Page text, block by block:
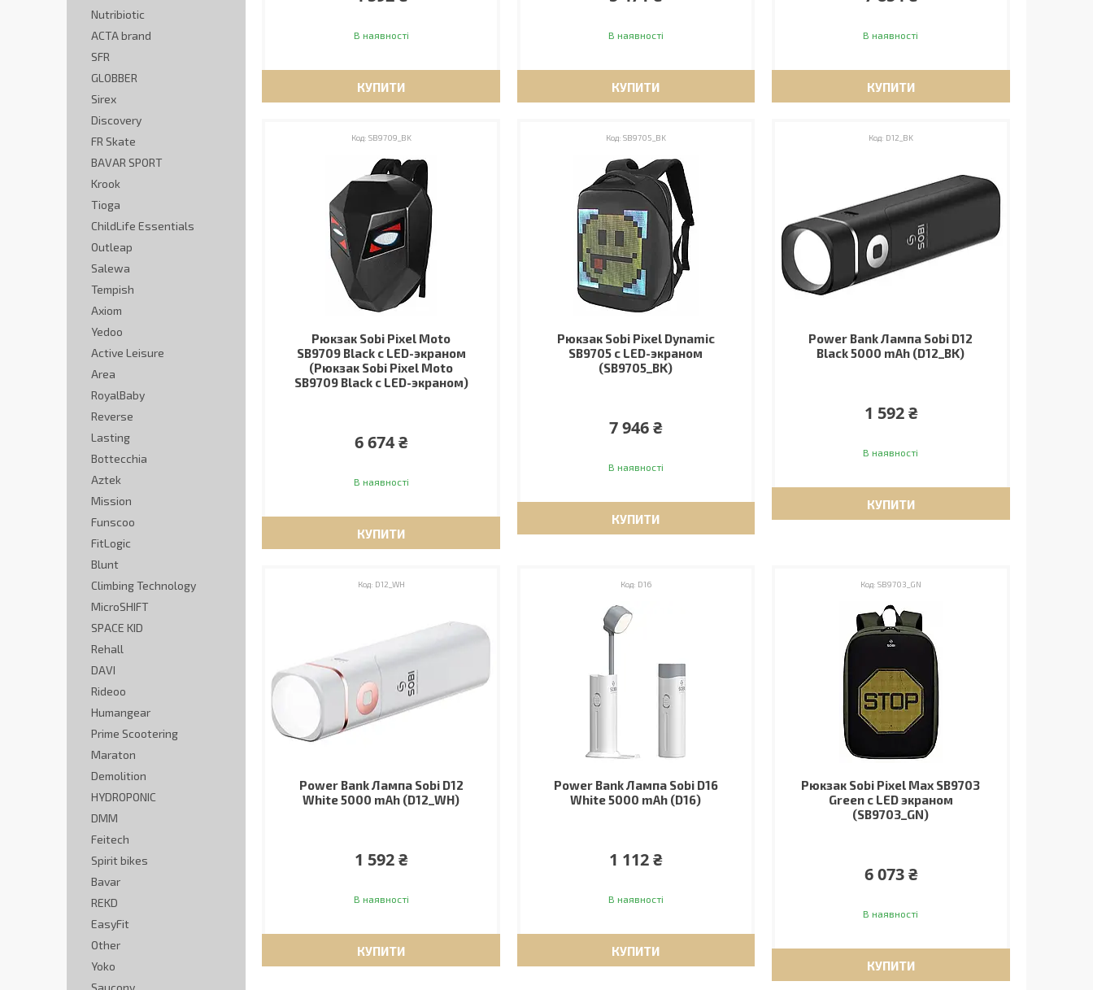
В наявності
КУПИТИ
В наявності
КУПИТИ
В наявності
КУПИТИ
SB9709_BK
Рюкзак Sobi Pixel Moto
SB9709 Black с LED-экраном
(Рюкзак Sobi Pixel Moto
SB9709 Black с LED-экраном)
6 674 ₴
В наявності
КУПИТИ
SB9705_BK
Рюкзак Sobi Pixel Dynamic
SB9705 с LED-экраном
(SB9705_BK)
7 946 ₴
В наявності
КУПИТИ
D12_BK
Power Bank Лампа Sobi D12
Black 5000 mAh (D12_BK)
1 592 ₴
В наявності
КУПИТИ
D12_WH
Power Bank Лампа Sobi D12
White 5000 mAh (D12_WH)
1 592 ₴
В наявності
КУПИТИ
D16
Power Bank Лампа Sobi D16
White 5000 mAh (D16)
1 112 ₴
В наявності
КУПИТИ
SB9703_GN
Рюкзак Sobi Pixel Max SB9703
Green с LED экраном
(SB9703_GN)
6 073 ₴
В наявності
КУПИТИ
Nutribiotic
ACTA brand
SFR
GLOBBER
Sirex
Discovery
FR Skate
BAVAR SPORT
Krook
Tioga
ChildLife Essentials
Outleap
Salewa
Tempish
Axiom
Yedoo
Active Leisure
Area
RoyalBaby
Reverse
Lasting
Bottecchia
Aztek
Mission
Funscoo
FitLogic
Blunt
Climbing Technology
MicroSHIFT
SPACE KID
Rehall
DAVI
Rideoo
Humangear
Prime Scootering
Maraton
Demolition
HYDROPONIC
DMM
Feitech
Spirit bikes
Bavar
REKD
EasyFit
Other
Yoko
Saucony